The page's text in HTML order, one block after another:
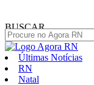
BUSCAR
Últimas Notícias
RN
Natal